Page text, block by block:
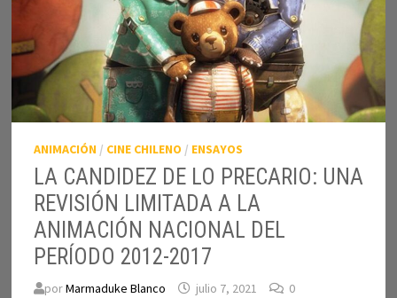
ANIMACIÓN / CINE CHILENO / ENSAYOS
LA CANDIDEZ DE LO PRECARIO: UNA
REVISIÓN LIMITADA A LA
ANIMACIÓN NACIONAL DEL
PERÍODO 2012-2017
porMarmaduke Blanco julio 7, 2021 0